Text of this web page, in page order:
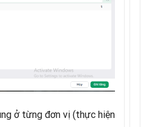
ở từng đơn vị (thực hiện